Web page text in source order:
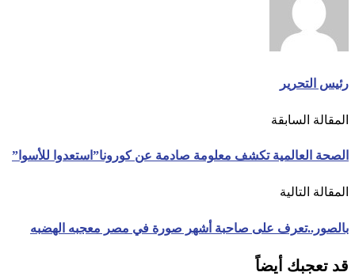
رئيس التحرير
المقالة السابقة
الصحة العالمية تكشف معلومة صادمة عن كورونا”استعدوا للأسوا”
المقالة التالية
بالصور..تعرف على صاحبة أشهر صورة في مصر معجبه الهضبه
قد تعجبك أيضاً